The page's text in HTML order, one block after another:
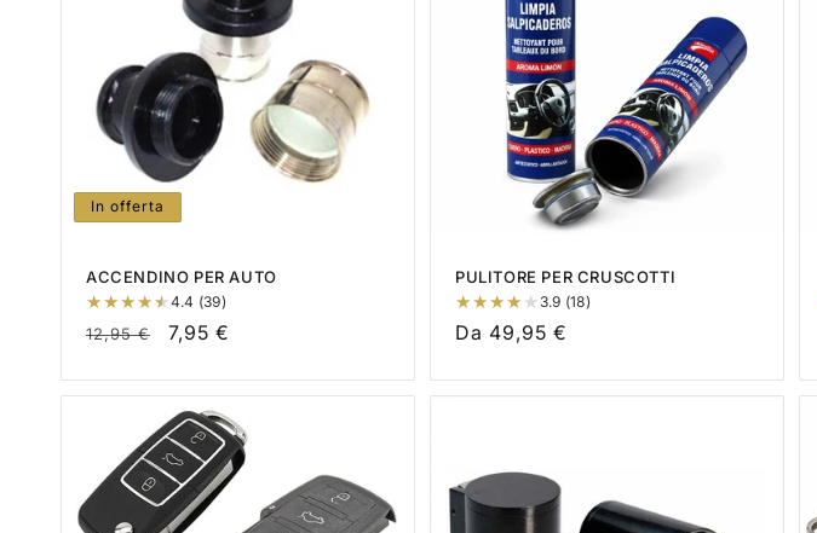
n In offerta
ACCENDINO PER AUTO
4.4 (39)
Prezzo
listino
12,95 €
Prezzo
7,95 €
PULITORE PER CRUSCOTTI
3.9 (18)
Prezzo
listino
Da 49,95 €